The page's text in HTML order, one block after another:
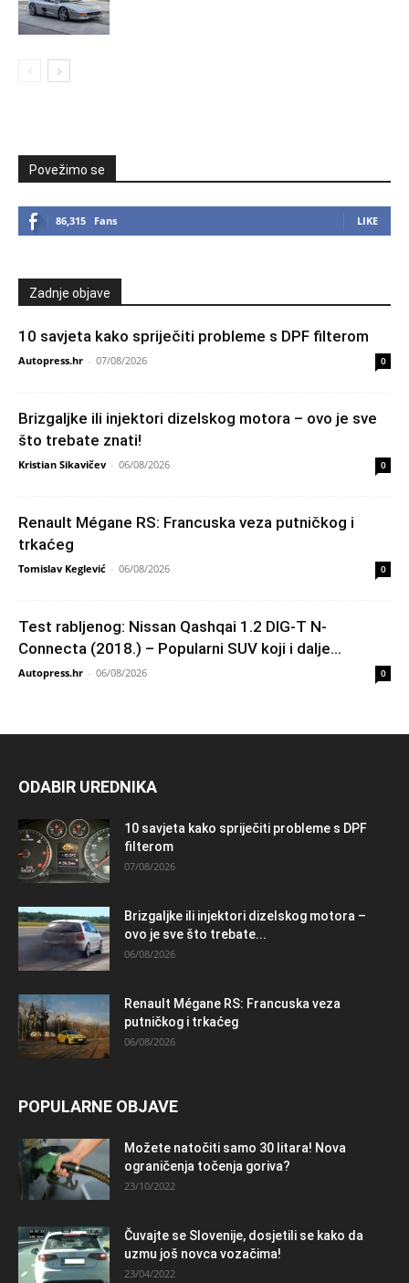
Povežimo se
86,315 Fans LIKE
Zadnje objave
10 savjeta kako spriječiti probleme s DPF filterom
Autopress.hr - 07/08/2026 0
Brizgaljke ili injektori dizelskog motora – ovo je sve
što trebate znati!
Kristian Sikavičev - 06/08/2026 0
Renault Mégane RS: Francuska veza putničkog i
trkaćeg
Tomislav Keglević - 06/08/2026 0
Test rabljenog: Nissan Qashqai 1.2 DIG-T N-
Connecta (2018.) – Popularni SUV koji i dalje...
Autopress.hr - 06/08/2026 0
ODABIR UREDNIKA
10 savjeta kako spriječiti probleme s DPF
filterom
07/08/2026
Brizgaljke ili injektori dizelskog motora –
ovo je sve što trebate...
06/08/2026
Renault Mégane RS: Francuska veza
putničkog i trkaćeg
06/08/2026
POPULARNE OBJAVE
Možete natočiti samo 30 litara! Nova
ograničenja točenja goriva?
23/10/2022
Čuvajte se Slovenije, dosjetili se kako da
uzmu još novca vozačima!
23/04/2022